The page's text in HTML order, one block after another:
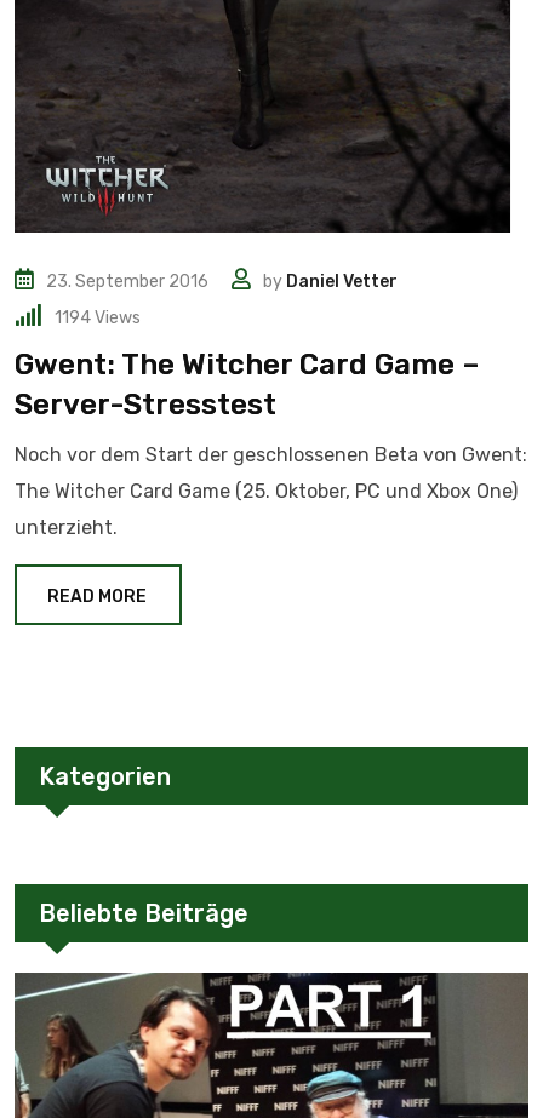
23. September 2016 by Daniel Vetter
1194Views
Gwent: The Witcher Card Game –
Server-Stresstest
Noch vor dem Start der geschlossenen Beta von Gwent:
The Witcher Card Game (25. Oktober, PC und Xbox One)
unterzieht.
READ MORE
Kategorien
Beliebte Beiträge